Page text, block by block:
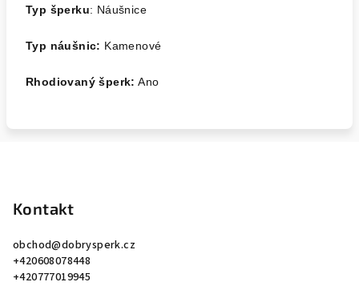
Typ šperku: Náušnice
Typ náušnic: Kamenové
Rhodiovaný šperk: Ano
Kontakt
obchod@dobrysperk.cz
+420608078448
+420777019945